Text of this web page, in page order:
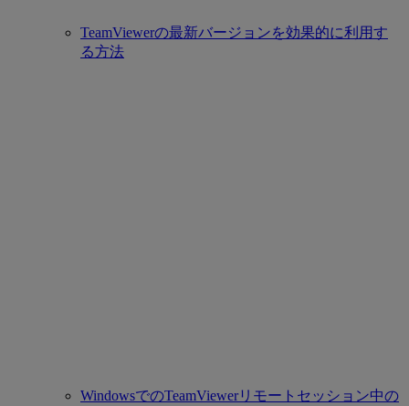
TeamViewerの最新バージョンを効果的に利用す
る方法
WindowsでのTeamViewerリモートセッション中の